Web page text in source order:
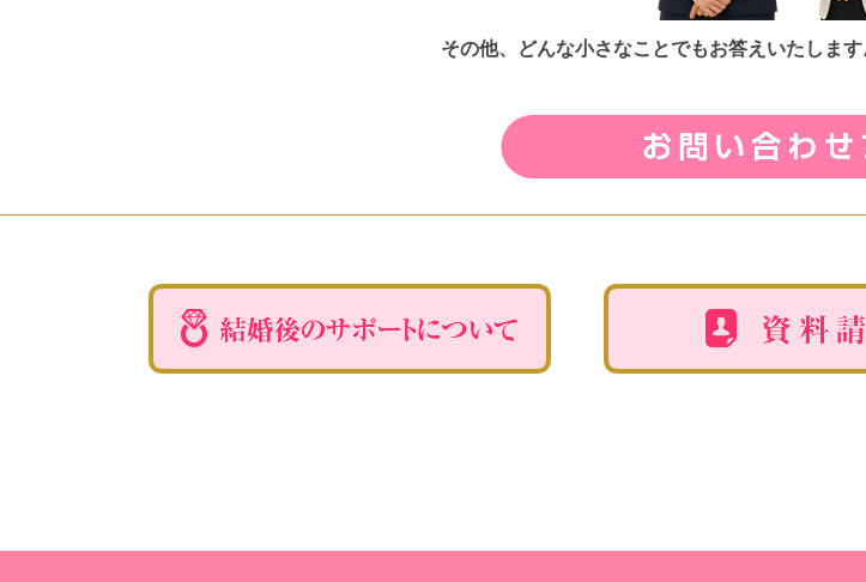
その他、どんな小さなことでもお答えいたしま